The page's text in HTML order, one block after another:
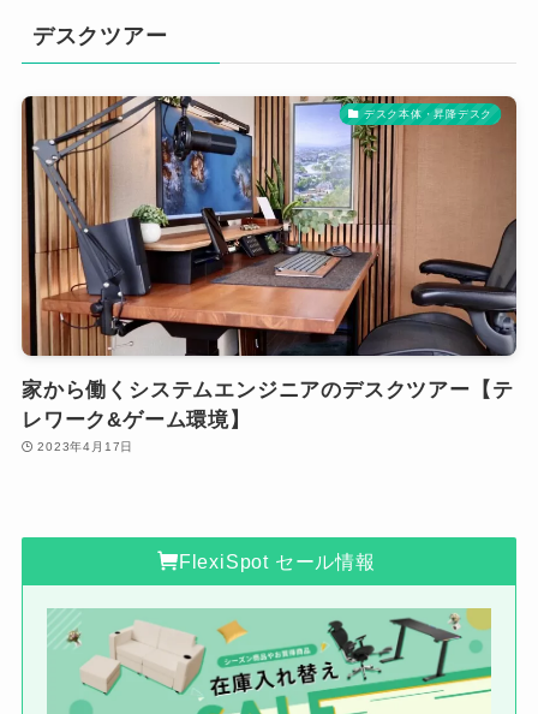
デスクツアー
デスク本体・昇降デスク
家から働くシステムエンジニアのデスクツアー【テ
レワーク&ゲーム環境】
2023年4月17日
FlexiSpot セール情報